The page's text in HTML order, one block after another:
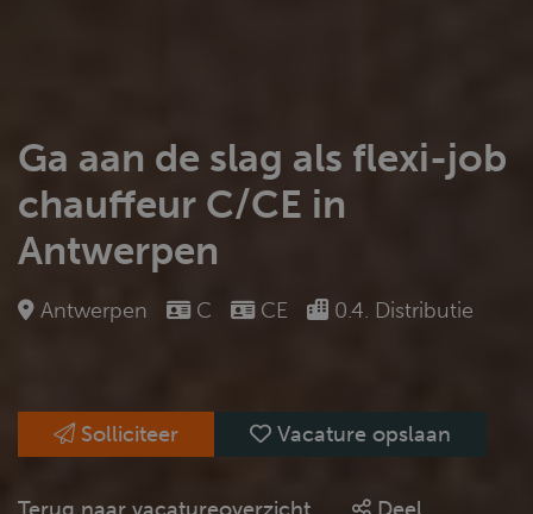
Ga aan de slag als flexi-job
chauffeur C/CE in
Antwerpen
Antwerpen C CE 0.4. Distributie
Solliciteer Vacature opslaan